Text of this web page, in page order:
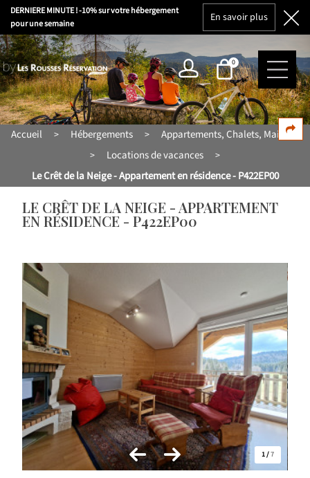
DERNIERE MINUTE ! -10% sur votre hébergement
pour une semaine
En savoir plus
0
Accueil > Hébergements > Appartements, Chalets, Maisons
> Locations de vacances >
Le Crêt de la Neige - Appartement en résidence - P422EP00
LE CRÊT DE LA NEIGE - APPARTEMENT
EN RÉSIDENCE - P422EP00
1/7